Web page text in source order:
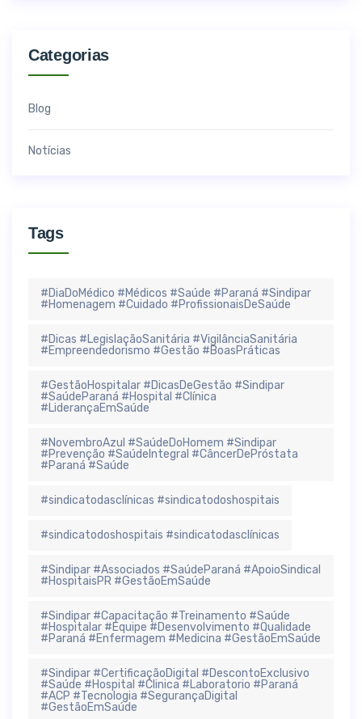
Categorias
Blog
Notícias
Tags
#DiaDoMédico #Médicos #Saúde #Paraná #Sindipar
#Homenagem #Cuidado #ProfissionaisDeSaúde
#Dicas #LegislaçãoSanitária #VigilânciaSanitária
#Empreendedorismo #Gestão #BoasPráticas
#GestãoHospitalar #DicasDeGestão #Sindipar
#SaúdeParaná #Hospital #Clínica
#LiderançaEmSaúde
#NovembroAzul #SaúdeDoHomem #Sindipar
#Prevenção #SaúdeIntegral #CâncerDePróstata
#Paraná #Saúde
#sindicatodasclínicas #sindicatodoshospitais
#sindicatodoshospitais #sindicatodasclínicas
#Sindipar #Associados #SaúdeParaná #ApoioSindical
#HospitaisPR #GestãoEmSaúde
#Sindipar #Capacitação #Treinamento #Saúde
#Hospitalar #Equipe #Desenvolvimento #Qualidade
#Paraná #Enfermagem #Medicina #GestãoEmSaúde
#Sindipar #CertificaçãoDigital #DescontoExclusivo
#Saúde #Hospital #Clinica #Laboratorio #Paraná
#ACP #Tecnologia #SegurançaDigital
#GestãoEmSaúde